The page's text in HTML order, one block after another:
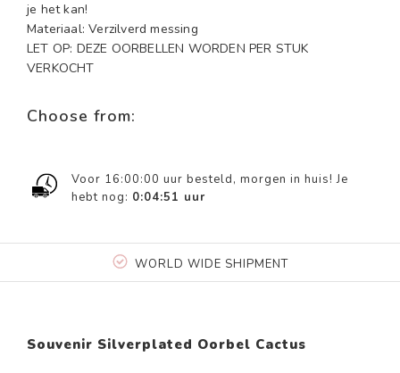
je het kan!
Materiaal: Verzilverd messing
LET OP: DEZE OORBELLEN WORDEN PER STUK
VERKOCHT
Choose from:
Voor 16:00:00 uur besteld, morgen in huis! Je
hebt nog: 0:04:51 uur
WORLD WIDE SHIPMENT
Souvenir Silverplated Oorbel Cactus